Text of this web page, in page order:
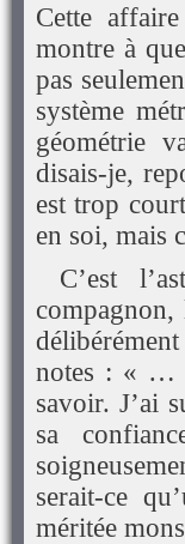
Cette
montre à
pas
système
géométrie
disais-je,
est trop
en soi, mais
C’est
notes : « …
savoir. J’ai
sa
serait-ce
méritée